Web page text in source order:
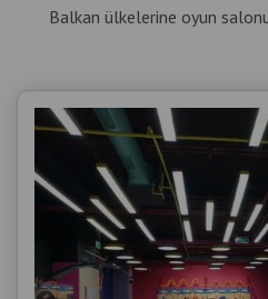
Balkan ülkelerine oyun